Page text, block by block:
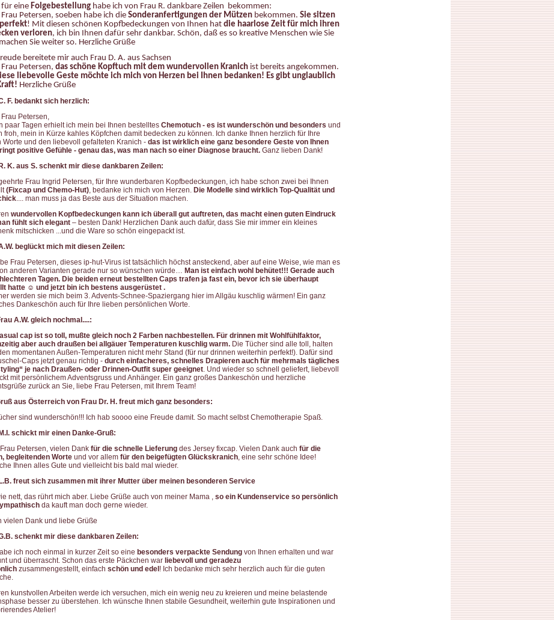
eine Folgebestellung habe ich von Frau R. dankbare Zeilen bekommen:
Frau Petersen, soeben habe ich die Sonderanfertigungen der Mützen bekommen. Sie sitzen
! Mit diesen schönen Kopfbedeckungen von Ihnen hat die haarlose Zeit für mich ihren
verloren, ich bin Ihnen dafür sehr dankbar. Schön, daß es so kreative Menschen wie Sie
Sie weiter so. Herzliche Grüße
bereitete mir auch Frau D. A. aus Sachsen
Frau Petersen, das schöne Kopftuch mit dem wundervollen Kranich ist bereits angekommen.
liebevolle Geste möchte ich mich von Herzen bei Ihnen bedanken! Es gibt unglaublich
Herzliche Grüße
F. bedankt sich herzlich:
Petersen,
paar Tagen erhielt ich mein bei Ihnen bestelltes Chemotuch - es ist wunderschön und besonders und
froh, mein in Kürze kahles Köpfchen damit bedecken zu können. Ich danke Ihnen herzlich für Ihre
Worte und den liebevoll gefalteten Kranich - das ist wirklich eine ganz besondere Geste von Ihnen
positive Gefühle - genau das, was man nach so einer Diagnose braucht. Ganz lieben Dank!
K. aus S. schenkt mir diese dankbaren Zeilen:
Frau Ingrid Petersen, für Ihre wunderbaren Kopfbedeckungen, ich habe schon zwei bei Ihnen
(Fixcap und Chemo-Hut) , bedanke ich mich von Herzen. Die Modelle sind wirklich Top-Qualität und
.... man muss ja das Beste aus der Situation machen.
wundervollen Kopfbedeckungen kann ich überall gut auftreten, das macht einen guten Eindruck
fühlt sich elegant – besten Dank! Herzlichen Dank auch dafür, dass Sie mir immer ein kleines
mitschicken ...und die Ware so schön eingepackt ist.
beglückt mich mit diesen Zeilen:
Frau Petersen, dieses ip-hut-Virus ist tatsächlich höchst ansteckend, aber auf eine Weise, wie man es
anderen Varianten gerade nur so wünschen würde… Man ist einfach wohl behütet!!! Gerade auch
Tagen. Die beiden erneut bestellten Caps trafen ja fast ein, bevor ich sie überhaupt
hatte ☺️ und jetzt bin ich bestens ausgerüstet .
werden sie mich beim 3. Advents-Schnee-Spaziergang hier im Allgäu kuschlig wärmen! Ein ganz
Dankeschön auch für Ihre lieben persönlichen Worte.
A.W. gleich nochmal....:
cap ist so toll, mußte gleich noch 2 Farben nachbestellen. Für drinnen mit Wohlfühlfaktor,
aber auch draußen bei allgäuer Temperaturen kuschlig warm. Die Tücher sind alle toll, halten
momentanen Außen-Temperaturen nicht mehr Stand (für nur drinnen weiterhin perfekt!). Dafür sind
Caps jetzt genau richtig - durch einfacheres, schnelles Drapieren auch für mehrmals tägliches
je nach Draußen- oder Drinnen-Outfit super geeignet . Und wieder so schnell geliefert, liebevoll
mit persönlichem Adventsgruss und Anhänger. Ein ganz großes Dankeschön und herzliche
zurück an Sie, liebe Frau Petersen, mit Ihrem Team!
aus Österreich von Frau Dr. H. freut mich ganz besonders:
sind wunderschön!!! Ich hab soooo eine Freude damit. So macht selbst Chemotherapie Spaß.
schickt mir einen Danke-Gruß:
Petersen, vielen Dank für die schnelle Lieferung des Jersey fixcap. Vielen Dank auch für die
begleitenden Worte und vor allem für den beigefügten Glückskranich , eine sehr schöne Idee!
Ihnen alles Gute und vielleicht bis bald mal wieder.
freut sich zusammen mit ihrer Mutter über meinen besonderen Service
nett, das rührt mich aber. Liebe Grüße auch von meiner Mama , so ein Kundenservice so persönlich
da kauft man doch gerne wieder.
vielen Dank und liebe Grüße
schenkt mir diese dankbaren Zeilen:
ich noch einmal in kurzer Zeit so eine besonders verpackte Sendung von Ihnen erhalten und war
und überrascht. Schon das erste Päckchen war liebevoll und geradezu
zusammengestellt, einfach schön und edel! Ich bedanke mich sehr herzlich auch für die guten
kunstvollen Arbeiten werde ich versuchen, mich ein wenig neu zu kreieren und meine belastende
besser zu überstehen. Ich wünsche Ihnen stabile Gesundheit, weiterhin gute Inspirationen und
Atelier!